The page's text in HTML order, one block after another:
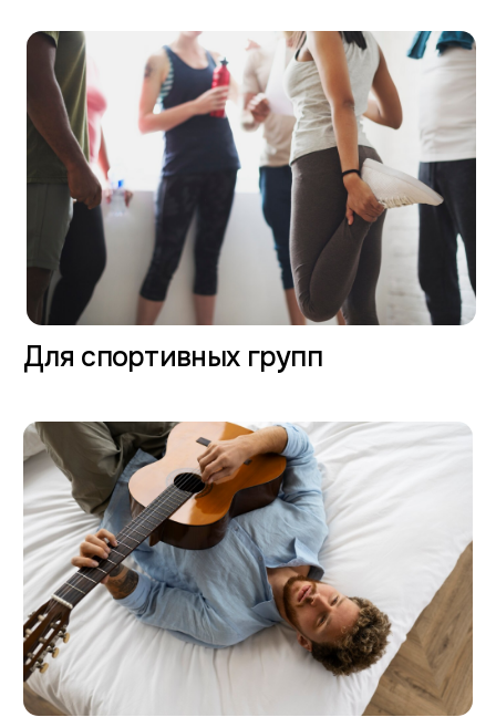
Услуги для бизнеса
Платите от организации и
получайте свой личный кэшбек
Узнать стоимость
Трансфер в отель
Быстрый, безопасный и выгодный трансфер
с ж/д вокзала и аэропорта г. Сочи в отель
на автомобиле комфорт-класса!
предоставляется
по предварительному заказу
Открыть меню
Номерной фонд
265 номеров различных категорий, с
видами на море, с балконами или
террасами